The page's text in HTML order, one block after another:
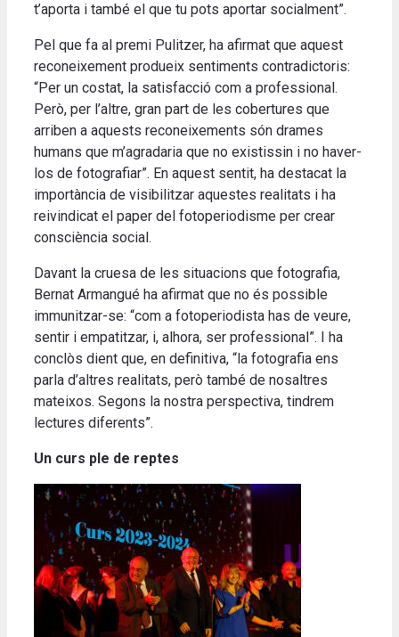
t’aporta i també el que tu pots aportar socialment”.
Pel que fa al premi Pulitzer, ha afirmat que aquest
reconeixement produeix sentiments contradictoris:
“Per un costat, la satisfacció com a professional.
Però, per l’altre, gran part de les cobertures que
arriben a aquests reconeixements són drames
humans que m’agradaria que no existissin i no haver-
los de fotografiar”. En aquest sentit, ha destacat la
importància de visibilitzar aquestes realitats i ha
reivindicat el paper del fotoperiodisme per crear
consciència social.
Davant la cruesa de les situacions que fotografia,
Bernat Armangué ha afirmat que no és possible
immunitzar-se: “com a fotoperiodista has de veure,
sentir i empatitzar, i, alhora, ser professional”. I ha
conclòs dient que, en definitiva, “la fotografia ens
parla d’altres realitats, però també de nosaltres
mateixos. Segons la nostra perspectiva, tindrem
lectures diferents”.
Un curs ple de reptes